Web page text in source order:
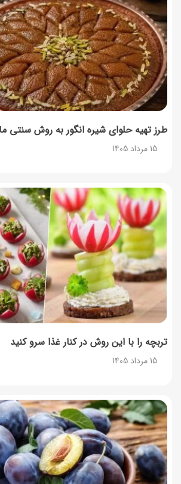
طرز تهیه حلوای شیره انگور به روش سنتی
15 مرداد 1405
تربچه را با این روش در کنار غذا سرو کنید
15 مرداد 1405